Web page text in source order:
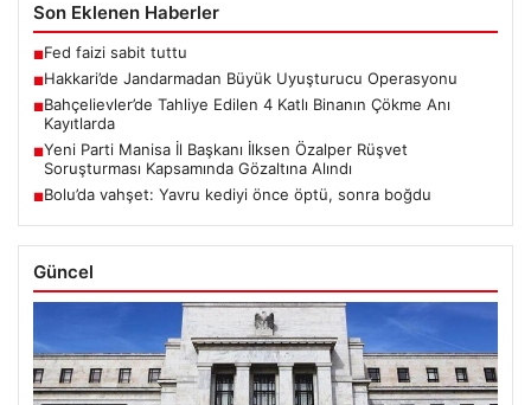
Son Eklenen Haberler
■Fed faizi sabit tuttu
■Hakkari’de Jandarmadan Büyük Uyuşturucu Operasyonu
■Bahçelievler’de Tahliye Edilen 4 Katlı Binanın Çökme Anı
Kayıtlarda
■Yeni Parti Manisa İl Başkanı İlksen Özalper Rüşvet
Soruşturması Kapsamında Gözaltına Alındı
■Bolu’da vahşet: Yavru kediyi önce öptü, sonra boğdu
Güncel